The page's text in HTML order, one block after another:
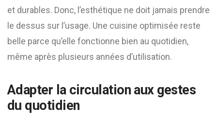
et durables. Donc, l’esthétique ne doit jamais prendre
le dessus sur l’usage. Une cuisine optimisée reste
belle parce qu’elle fonctionne bien au quotidien,
même après plusieurs années d’utilisation.
Adapter la circulation aux gestes
du quotidien